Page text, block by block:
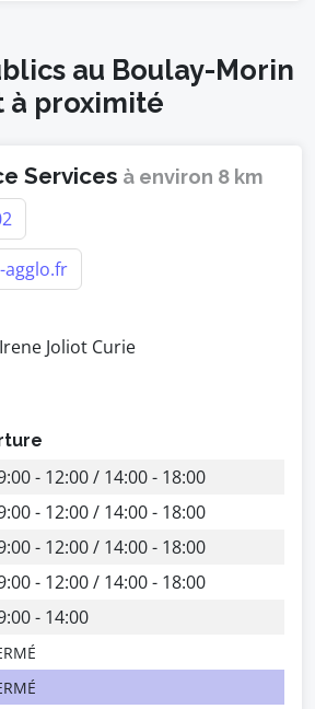
au Boulay-Morin
à proximité
Services à environ 8 km
agglo.fr
Joliot Curie
- 12:00 / 14:00 - 18:00
- 12:00 / 14:00 - 18:00
- 12:00 / 14:00 - 18:00
- 12:00 / 14:00 - 18:00
- 14:00